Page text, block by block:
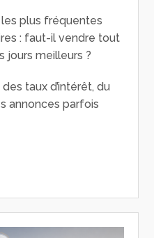
les plus fréquentes
: faut-il vendre tout
jours meilleurs ?
taux d’intérêt, du
annonces parfois